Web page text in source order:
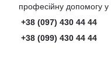
професійну допомогу у
+38 (097) 430 44 44
+38 (099) 430 44 44